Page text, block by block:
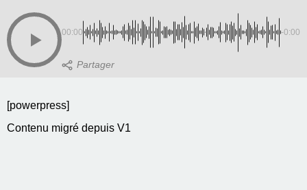
00:00 -0:00
[powerpress]
Contenu migré depuis V1